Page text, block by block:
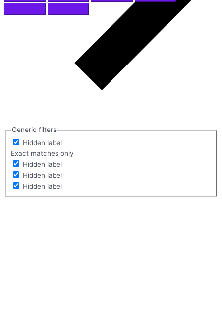
Generic filters
Hidden label
Exact matches only
Hidden label
Hidden label
Hidden label